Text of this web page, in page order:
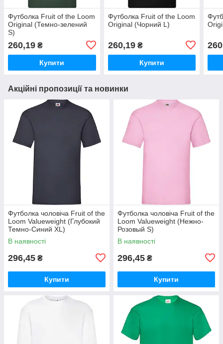
Футболка Fruit of the Loom
Original (Темно-зелений
S)
260,19 ₴
Купити
Футболка Fruit of the Loom
Original (Чорний L)
260,19₴
Купити
Акційні пропозиції та новинки
Футболка чоловіча Fruit of the
Loom Valueweight (Глубокий
Темно-Синий XL)
В наявності
296,45 ₴
Купити
Футболка чоловіча Fruit of the
Loom Valueweight (Нежно-
Розовый S)
В наявності
296,45 ₴
Купити